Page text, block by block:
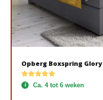
Opberg Boxspring Glory
Ca. 4 tot 6 weken